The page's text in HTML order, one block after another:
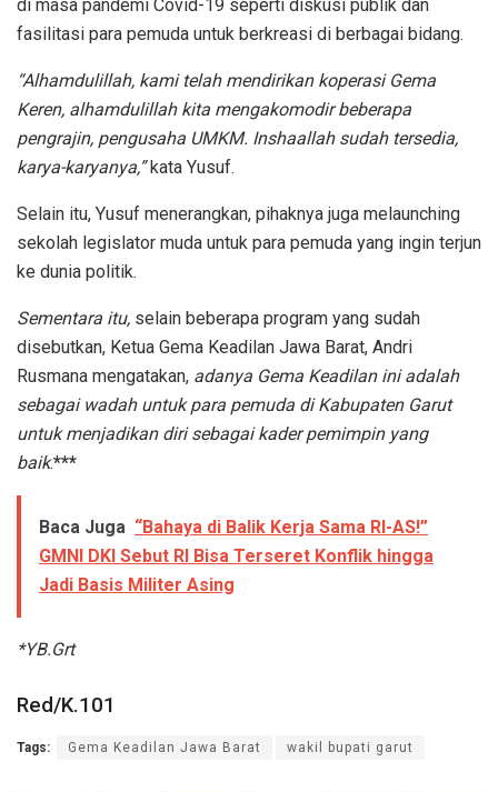
di masa pandemi Covid-19 seperti diskusi publik dan
fasilitasi para pemuda untuk berkreasi di berbagai bidang.
“Alhamdulillah, kami telah mendirikan koperasi Gema
Keren, alhamdulillah kita mengakomodir beberapa
pengrajin, pengusaha UMKM. Inshaallah sudah tersedia,
karya-karyanya,”kata Yusuf.
Selain itu, Yusuf menerangkan, pihaknya juga melaunching
sekolah legislator muda untuk para pemuda yang ingin terjun
ke dunia politik.
Sementara itu, selain beberapa program yang sudah
disebutkan, Ketua Gema Keadilan Jawa Barat, Andri
Rusmana mengatakan, adanya Gema Keadilan ini adalah
sebagai wadah untuk para pemuda di Kabupaten Garut
untuk menjadikan diri sebagai kader pemimpin yang
baik.***
Baca Juga “Bahaya di Balik Kerja Sama RI-AS!”
GMNI DKI Sebut RI Bisa Terseret Konflik hingga
Jadi Basis Militer Asing
*YB.Grt
Red/K.101
Tags: Gema Keadilan Jawa Barat wakil bupati garut